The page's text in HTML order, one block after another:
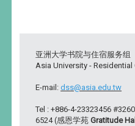
亚洲大学书院与住宿服务组
Asia University -
E-mail:dss@asia.edu.tw
Tel : +886-4-23323456
6524 (感恩学苑Gratitude